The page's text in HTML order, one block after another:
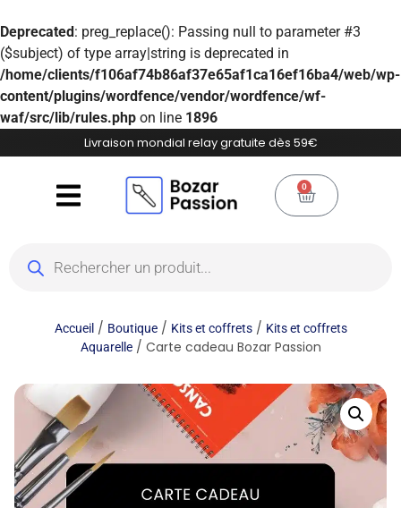
Deprecated: preg_replace(): Passing null to parameter #3
($subject) of type array|string is deprecated in
/home/clients/f106af74b86af37e65af1ca16ef16ba4/web/wp-
content/plugins/wordfence/vendor/wordfence/wf-
waf/src/lib/rules.php on line 1896
Livraison mondial relay gratuite dès 59€
0
Accueil/ Boutique/ Kits et coffrets/ Kits et coffrets
Aquarelle/ Carte cadeau Bozar Passion